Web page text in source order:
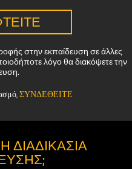
στην εκπαίδευση σε άλλες
λόγο θα διακόψετε την
ΣΥΝΔΕΘΕΙΤΕ
ΔΙΑΔΙΚΑΣΊΑ